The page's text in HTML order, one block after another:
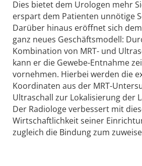
Dies bietet dem Urologen mehr
erspart dem Patienten unnötige
Darüber hinaus eröffnet sich
ganz neues Geschäftsmodell:
Kombination von MRT- und
kann er die Gewebe-Entnahme
vornehmen. Hierbei werden die
Koordinaten aus der MRT-
Ultraschall zur Lokalisierung der
Der Radiologe verbessert mit
Wirtschaftlichkeit seiner
zugleich die Bindung zum